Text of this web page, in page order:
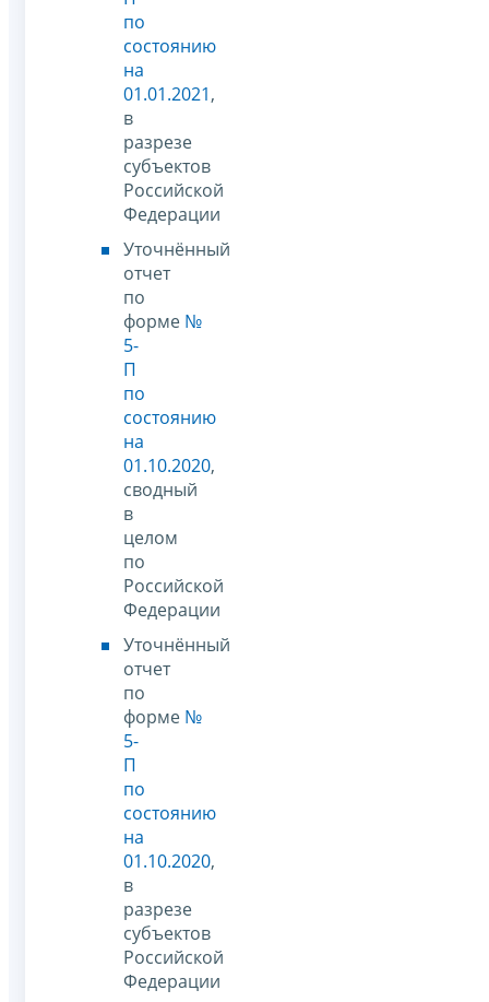
по
состоянию
на
01.01.2021,
в
разрезе
субъектов
Российской
Федерации
Уточнённый
отчет
по
форме №
5-
П
по
состоянию
на
01.10.2020,
сводный
в
целом
по
Российской
Федерации
Уточнённый
отчет
по
форме №
5-
П
по
состоянию
на
01.10.2020,
в
разрезе
субъектов
Российской
Федерации